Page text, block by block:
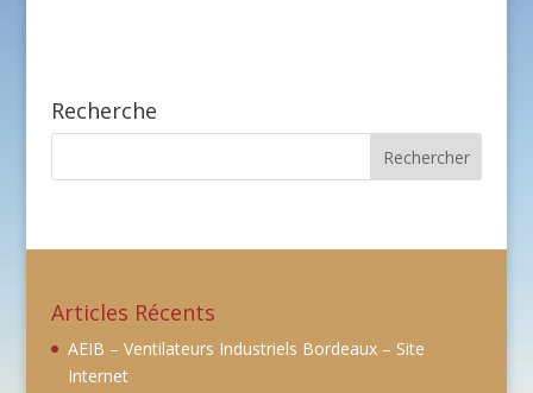
Recherche
Articles Récents
AEIB – Ventilateurs Industriels Bordeaux – Site
Internet